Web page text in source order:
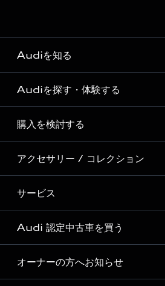
Audiを知る
Audi ブランド
Story of Progress
Audi Sport
Formula 1®
デジタルサービス
Audiを探す・体験する
ディーラー検索
新車在庫検索
試乗車・展示車検索
見積もり依頼
試乗予約
購入を検討する
モデル一覧
特別仕様モデル / 限定モデル
e-tronラインアップ
価格シミュレーション
車両比較
アクセサリー / コレクション
純正アクセサリー
オンラインショップ
Audi collection
アウディナビアプリ
サービス
サービス入庫予約
サービスプログラム
メンテナンス
Audi 認定中古車を買う
Audi認定中古車
オーナーの方へお知らせ